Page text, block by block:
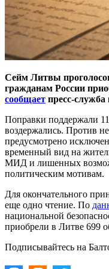
Сейм Литвы
гражданам России
сообщает пресс-
Поправки поддержали
воздержались. Против
предусмотрено
временный вид на
МИД и лишенных
политическим мотивам.
Для окончательного
еще одно чтение. По
национальной
приобрели в Литве 699
Подписывайтесь на